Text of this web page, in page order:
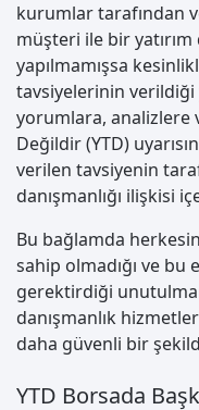
kurumlar tarafından
müşteri ile bir yatırım
yapılmamışsa
tavsiyelerinin verildiği
yorumlara, analizlere
Değildir (YTD)
verilen tavsiyenin
danışmanlığı ilişkisi
Bu bağlamda
sahip olmadığı ve
gerektirdiği
danışmanlık
daha güvenli bir
YTD Borsada